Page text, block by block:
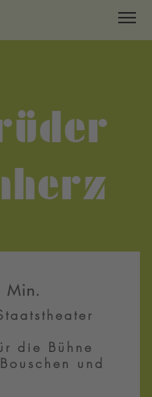
Min.
die Bühne
und